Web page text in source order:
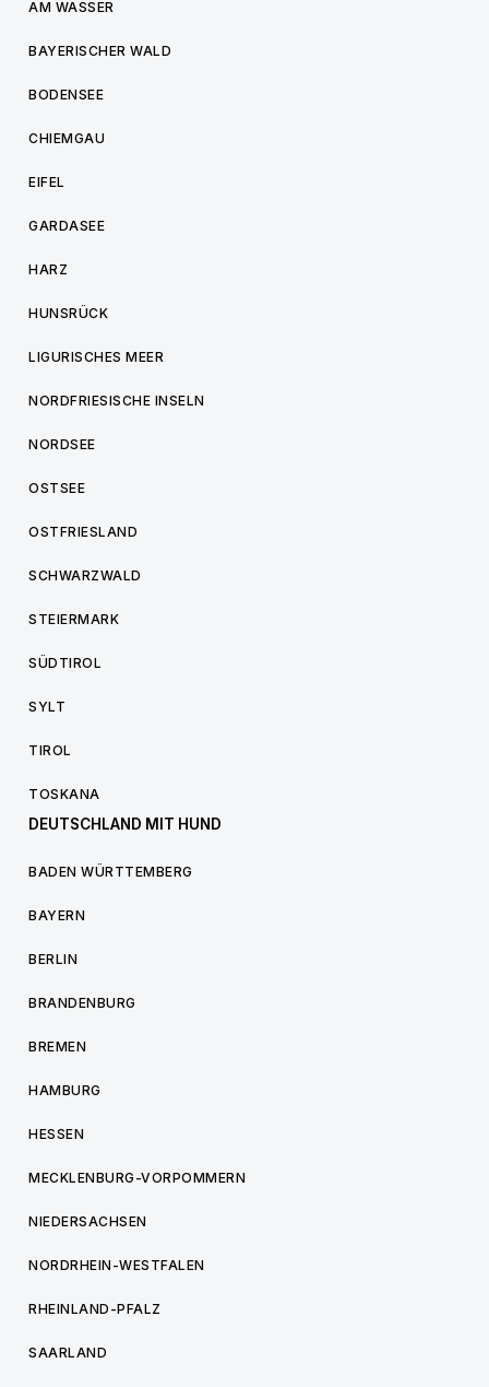
AM WASSER
BAYERISCHER WALD
BODENSEE
CHIEMGAU
EIFEL
GARDASEE
HARZ
HUNSRÜCK
LIGURISCHES MEER
NORDFRIESISCHE INSELN
NORDSEE
OSTSEE
OSTFRIESLAND
SCHWARZWALD
STEIERMARK
SÜDTIROL
SYLT
TIROL
TOSKANA
DEUTSCHLAND MIT HUND
BADEN WÜRTTEMBERG
BAYERN
BERLIN
BRANDENBURG
BREMEN
HAMBURG
HESSEN
MECKLENBURG-VORPOMMERN
NIEDERSACHSEN
NORDRHEIN-WESTFALEN
RHEINLAND-PFALZ
SAARLAND